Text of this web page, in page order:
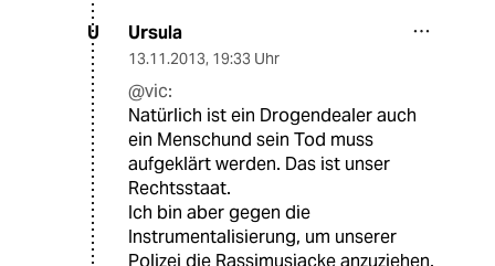
U Ursula
13.11.2013, 19:33 Uhr
@vic:
Natürlich ist ein Drogendealer auch
ein Menschund sein Tod muss
aufgeklärt werden. Das ist unser
Rechtsstaat.
Ich bin aber gegen die
Instrumentalisierung, um unserer
Polizei die Rassimusjacke anzuziehen.